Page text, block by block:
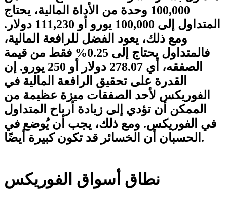
100,000 وحدة من الأداة المالية، يحتاج
المتداول إلى 100,000 يورو أو 111,230 دولار.
ومع ذلك، يعود الفضل للرافعة المالية،
فالمتداول يحتاج إلى 0.25% فقط من قيمة
الصفقه، أي 278.07 دولار أو 250 يورو. إن
القدرة على تحقيق الرافعة المالية في
الفوريكس لأحد الصفقات ميزة عظيمة من
الممكن أن تؤدي إلى زيادة أرباح المتداول
في الفوريكس. ومع ذلك، يجب أن يُوضع في
الحسبان أن الخسائر قد تكون كبيرة أيضًا.
نطاق أسواق الفوريكس